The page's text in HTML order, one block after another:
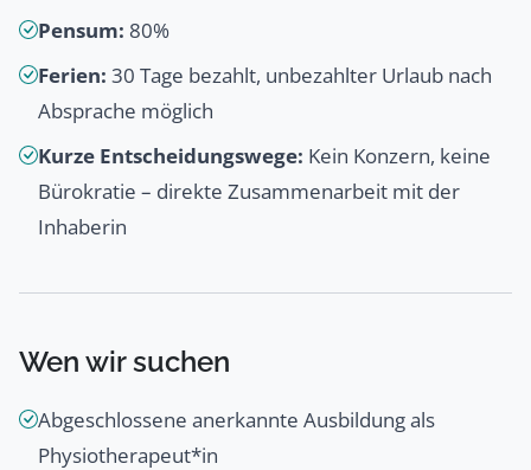
Pensum: 80%
Ferien: 30 Tage bezahlt, unbezahlter Urlaub nach
Absprache möglich
Kurze Entscheidungswege: Kein Konzern, keine
Bürokratie – direkte Zusammenarbeit mit der
Inhaberin
Wen wir suchen
Abgeschlossene anerkannte Ausbildung als
Physiotherapeut*in